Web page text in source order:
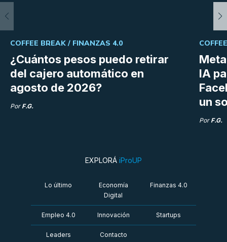
¿Cuántos pesos puedo retirar
del cajero automático en
agosto de 2026?
COFFEE BREAK / FINANZAS 4.0
Por F.G.
IA
un
Por F.G.
EXPLORÁ iProUP
Lo último
Economía
Digital
Finanzas 4.0
Empleo 4.0 Innovación Startups
Leaders Contacto